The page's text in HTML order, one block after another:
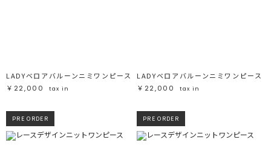
LADYベロアバルーンニミワンピース
￥22,000
tax in
LADYベロアバルーンニミワンピース
￥22,000
tax in
PRE ORDER PRE ORDER